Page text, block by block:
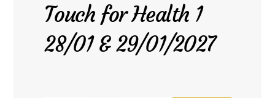
Touch for Health 1
28/01 & 29/01/2027